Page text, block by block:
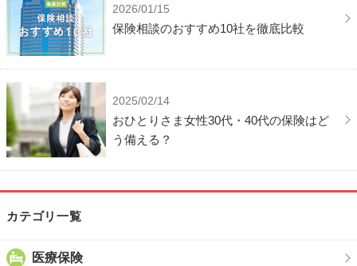
2026/01/15
保険相談のおすすめ10社を徹底比較
2025/02/14
おひとりさま女性30代・40代の保険はど
う備える？
カテゴリ一覧
医療保険